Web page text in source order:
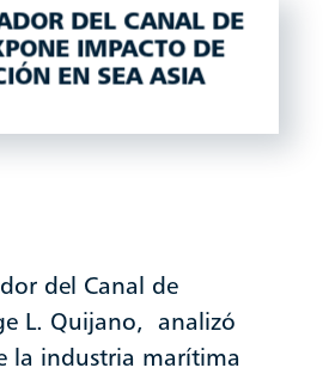
DEL CANAL DE
IMPACTO DE
EN SEA ASIA
del Canal de
L. Quijano, analizó
la industria marítima